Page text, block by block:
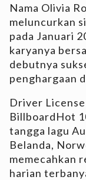
Nama Olivia
meluncurkan
pada Januari
karyanya
debutnya
penghargaan
Driver
BillboardHot
tangga lagu
Belanda,
memecahkan
harian